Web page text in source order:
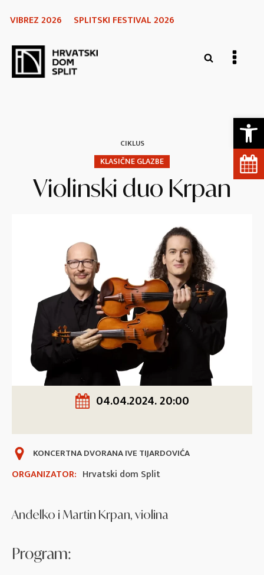
VIBREZ 2026 SPLITSKI FESTIVAL 2026
CIKLUS
KLASIČNE GLAZBE
Violinski duo Krpan
04.04.2024. 20:00
ORGANIZATOR: Hrvatski dom Split
KONCERTNA DVORANA IVE TIJARDOVIĆA
Anđelko i Martin Krpan, violina
Program: